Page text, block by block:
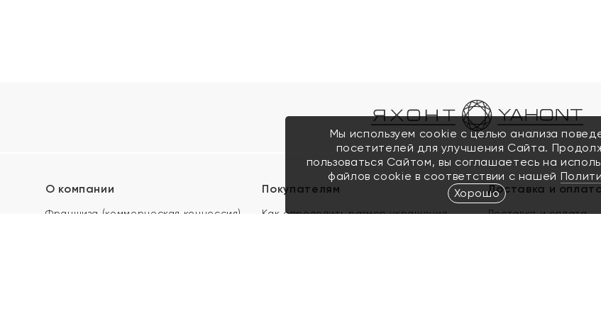
О компании
Франшиза (коммерческая концессия)
Покупателям
Как определить размер украшения
Доставка и
Доставка и оплата
Мы используем cookie с целью анализа
посетителей для улучшения Сайта.
пользоваться Сайтом, вы соглашаетесь на
файлов cookie в соответствии с нашей
Хорошо